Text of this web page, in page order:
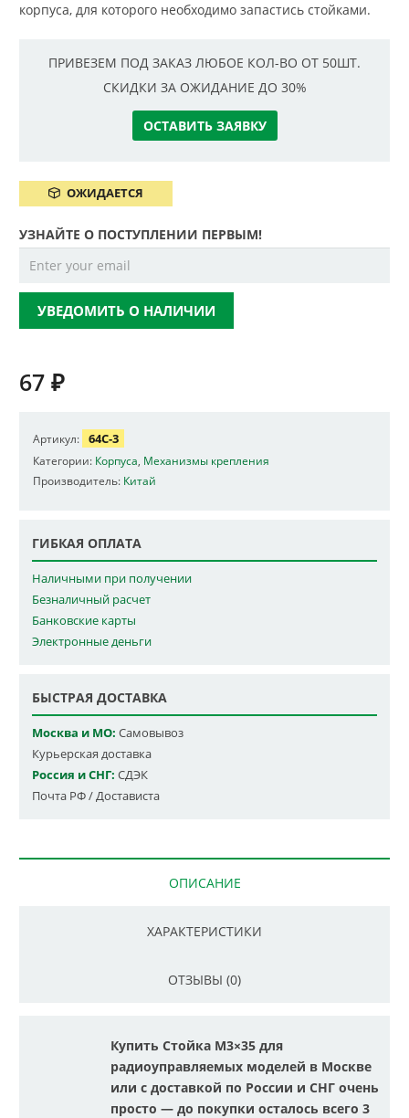
корпуса, для которого необходимо запастись стойками.
ПРИВЕЗЕМ ПОД ЗАКАЗ ЛЮБОЕ КОЛ-ВО ОТ 50ШТ.
СКИДКИ ЗА ОЖИДАНИЕ ДО 30%
ОСТАВИТЬ ЗАЯВКУ
ОЖИДАЕТСЯ
УЗНАЙТЕ О ПОСТУПЛЕНИИ ПЕРВЫМ!
УВЕДОМИТЬ О НАЛИЧИИ
67 ₽
Артикул: 64C-3
Категории: Корпуса Механизмы крепления
Производитель: Китай
ГИБКАЯ ОПЛАТА
Наличными при получении
Безналичный расчет
Банковские карты
Электронные деньги
БЫСТРАЯ ДОСТАВКА
Москва и МО: Самовывоз
Курьерская доставка
Россия и СНГ: СДЭК
Почта РФ / Достависта
ОПИСАНИЕ
ХАРАКТЕРИСТИКИ
ОТЗЫВЫ (0)
Купить Стойка М3×35 для
радиоуправляемых моделей в Москве
или с доставкой по России и СНГ очень
просто — до покупки осталось всего 3